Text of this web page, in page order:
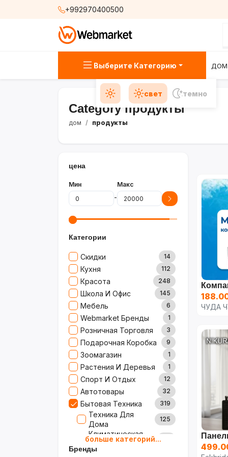
+992970400500
Выберите Категорию ДОМ
свет темно
Category продукты
дом продукты
цена
Мин
-
Макс
Категории
Скидки 14
Кухня 112
Красота 248
Школа И Офис 145
Мебель 6
Webmarket Бренды 1
Розничная Торговля 3
Подарочная Коробка 9
Зоомагазин 1
Растения И Деревья 1
Спорт И Отдых 12
Автотовары 32
Бытовая Техника 319
Техника Для
Дома
125
Климатическая
Техника
больше категорий...
Бренды
ЧУДА